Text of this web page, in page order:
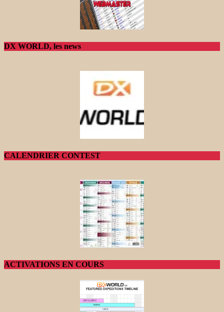
DX WORLD, les news
CALENDRIER CONTEST
ACTIVATIONS EN COURS